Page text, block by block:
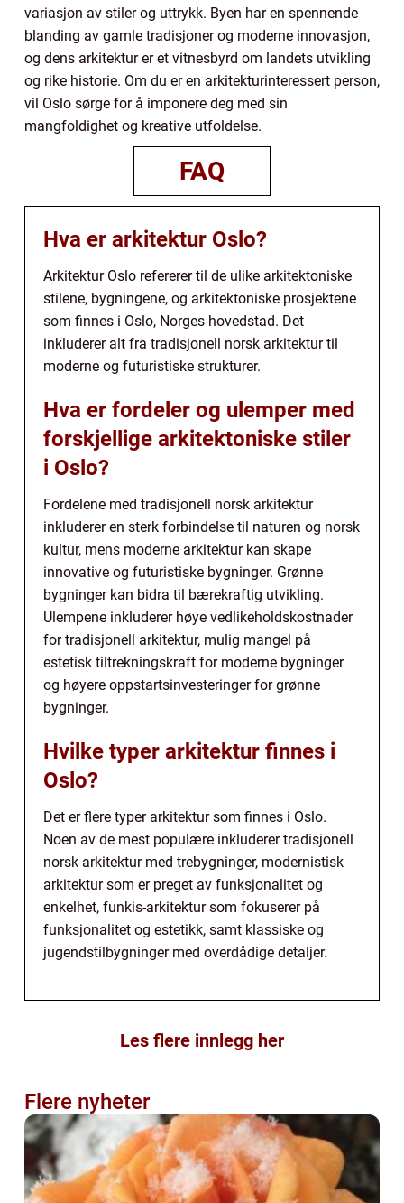
variasjon av stiler og uttrykk. Byen har en spennende
blanding av gamle tradisjoner og moderne innovasjon,
og dens arkitektur er et vitnesbyrd om landets utvikling
og rike historie. Om du er en arkitekturinteressert person,
vil Oslo sørge for å imponere deg med sin
mangfoldighet og kreative utfoldelse.
FAQ
Hva er arkitektur Oslo?
Arkitektur Oslo refererer til de ulike arkitektoniske
stilene, bygningene, og arkitektoniske prosjektene
som finnes i Oslo, Norges hovedstad. Det
inkluderer alt fra tradisjonell norsk arkitektur til
moderne og futuristiske strukturer.
Hva er fordeler og ulemper med
forskjellige arkitektoniske stiler
i Oslo?
Fordelene med tradisjonell norsk arkitektur
inkluderer en sterk forbindelse til naturen og norsk
kultur, mens moderne arkitektur kan skape
innovative og futuristiske bygninger. Grønne
bygninger kan bidra til bærekraftig utvikling.
Ulempene inkluderer høye vedlikeholdskostnader
for tradisjonell arkitektur, mulig mangel på
estetisk tiltrekningskraft for moderne bygninger
og høyere oppstartsinvesteringer for grønne
bygninger.
Hvilke typer arkitektur finnes i
Oslo?
Det er flere typer arkitektur som finnes i Oslo.
Noen av de mest populære inkluderer tradisjonell
norsk arkitektur med trebygninger, modernistisk
arkitektur som er preget av funksjonalitet og
enkelhet, funkis-arkitektur som fokuserer på
funksjonalitet og estetikk, samt klassiske og
jugendstilbygninger med overdådige detaljer.
Les flere innlegg her
Flere nyheter